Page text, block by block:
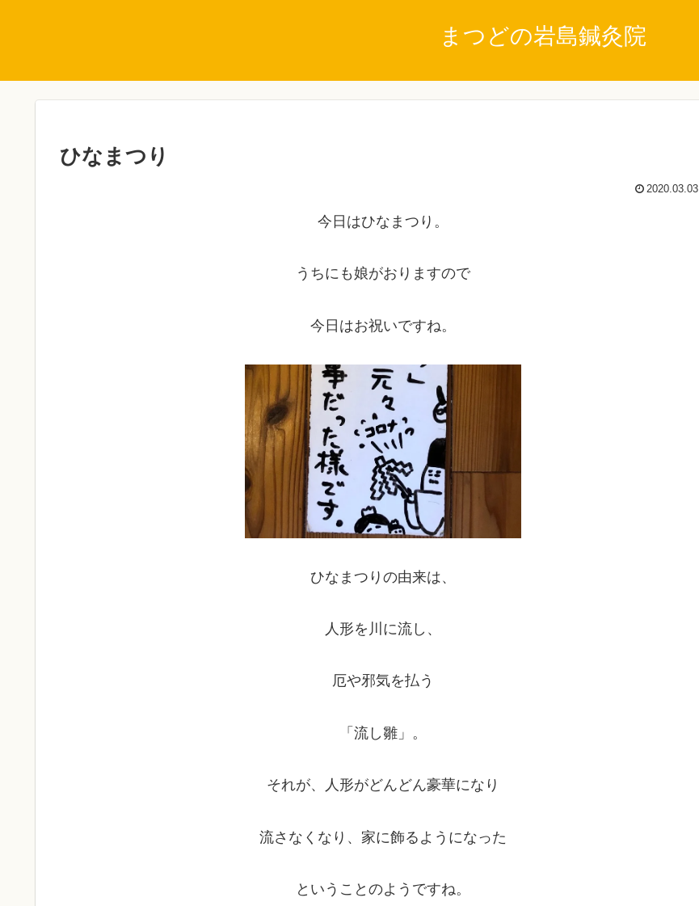
まつどの岩島鍼灸院
ひなまつり
2020.03.03
今日はひなまつり。
うちにも娘がおりますので
今日はお祝いですね。
ひなまつりの由来は、
人形を川に流し、
厄や邪気を払う
「流し雛」。
それが、人形がどんどん豪華になり
流さなくなり、家に飾るようになった
ということのようですね。